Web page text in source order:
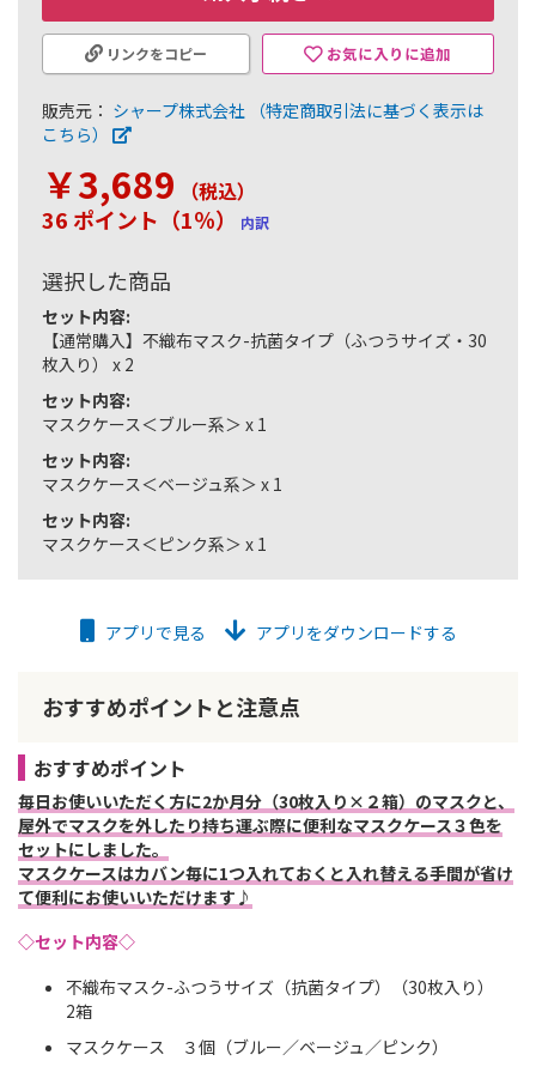
お気に入りに追加
リンクをコピー
販売元： シャープ株式会社
（特定商取引法に基づく表示は
こちら）
￥3,689 （税込）
36 ポイント（1％） 内訳
選択した商品
セット内容:
【通常購入】不織布マスク-抗菌タイプ（ふつうサイズ・30
枚入り） x 2
セット内容:
マスクケース＜ブルー系＞ x 1
セット内容:
マスクケース＜ベージュ系＞ x 1
セット内容:
マスクケース＜ピンク系＞ x 1
アプリで見る アプリをダウンロードする
おすすめポイントと注意点
おすすめポイント
毎日お使いいただく方に2か月分（30枚入り×２箱）のマスクと、
屋外でマスクを外したり持ち運ぶ際に便利なマスクケース３色を
セットにしました。
マスクケースはカバン毎に1つ入れておくと入れ替える手間が省け
て便利にお使いいただけます♪
◇セット内容◇
不織布マスク-ふつうサイズ（抗菌タイプ）（30枚入り）
2箱
マスクケース ３個（ブルー／ベージュ／ピンク）